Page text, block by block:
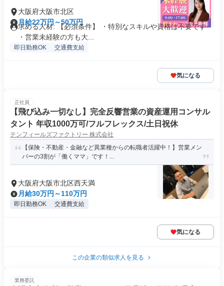
大阪府大阪市北区
月給22万円～50万円
求める人材: 【必須条件】 ・特別なスキルや資格は不要です
・営業未経験の方も大...
即日勤務OK 交通費支給
気になる
正社員
【飛び込み一切なし】完全反響営業の資産運用コンサル
タント 年収1000万可/フルフレックス/土日祝休
テンフィールズファクトリー 株式会社
【保険・不動産・金融など異業種からの転職者活躍中！】営業メン
バーの3割が「働くママ」です！...
大阪府大阪市北区西天満
月給30万円～110万円
即日勤務OK 交通費支給
気になる
この企業の類似求人を見る
業務委託